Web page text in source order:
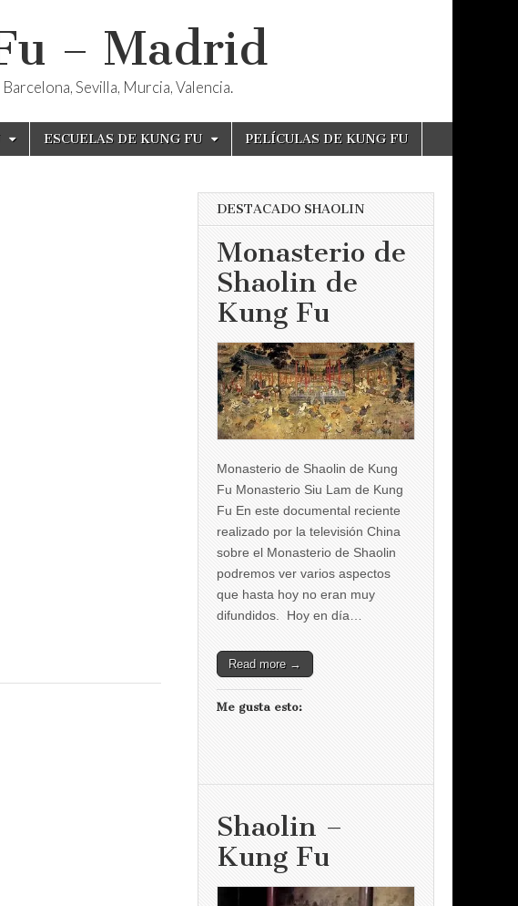
– Madrid
Sevilla, Murcia, Valencia.
ESCUELAS DE KUNG FU PELÍCULAS DE KUNG FU
DESTACADO SHAOLIN
Monasterio de
Shaolin de
Kung Fu
Monasterio de Shaolin de Kung
Fu Monasterio Siu Lam de Kung
Fu En este documental reciente
realizado por la televisión China
sobre el Monasterio de Shaolin
podremos ver varios aspectos
que hasta hoy no eran muy
difundidos. Hoy en día…
Read more →
Me gusta esto:
Shaolin –
Kung Fu